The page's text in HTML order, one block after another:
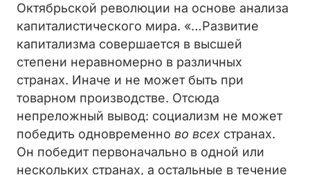
Октябрьской революции на основе анализа
капиталистического мира. «…Развитие
капитализма совершается в высшей
степени неравномерно в различных
странах. Иначе и не может быть при
товарном производстве. Отсюда
непреложный вывод: социализм не может
победить одновременно во всех странах.
Он победит первоначально в одной или
нескольких странах, а остальные в течение